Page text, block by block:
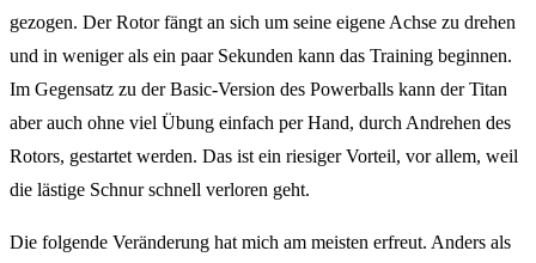
gezogen. Der Rotor fängt an sich um seine eigene Achse zu drehen
und in weniger als ein paar Sekunden kann das Training beginnen.
Im Gegensatz zu der Basic-Version des Powerballs kann der Titan
aber auch ohne viel Übung einfach per Hand, durch Andrehen des
Rotors, gestartet werden. Das ist ein riesiger Vorteil, vor allem, weil
die lästige Schnur schnell verloren geht.
Die folgende Veränderung hat mich am meisten erfreut. Anders als